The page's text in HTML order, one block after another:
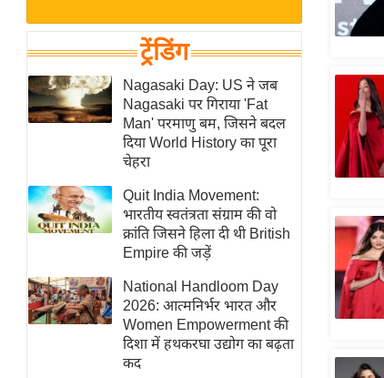
News
Hindi
Videos
खेल
क्रिकेट
IPL
2026
मिसाल बेमिसाल
शख्सियत
यंग इंडिया
साहित्य जगत
ऑटो वर्ल्ड
न्यूज ब्रीफ
मनोरंजन जगत
ट्रेंडिंग
Nagasaki Day: US ने जब
Nagasaki पर गिराया 'Fat
Man' परमाणु बम, जिसने बदल
दिया World History का पूरा
चेहरा
Quit India Movement:
भारतीय स्वतंत्रता संग्राम की वो
क्रांति जिसने हिला दी थी British
Empire की जड़ें
National Handloom Day
2026: आत्मनिर्भर भारत और
Women Empowerment की
दिशा में हथकरघा उद्योग का बढ़ता
कद